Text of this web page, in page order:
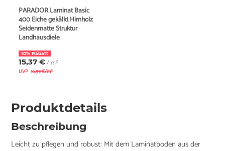
PARADOR Laminat Basic
400 Eiche gekälkt Hirnholz
Seidenmatte Struktur
Landhausdiele
10% Rabatt
15,37 €/ m²
UVP 16,99 €/m²
Produktdetails
Beschreibung
Leicht zu pflegen und robust: Mit dem Laminatboden aus der